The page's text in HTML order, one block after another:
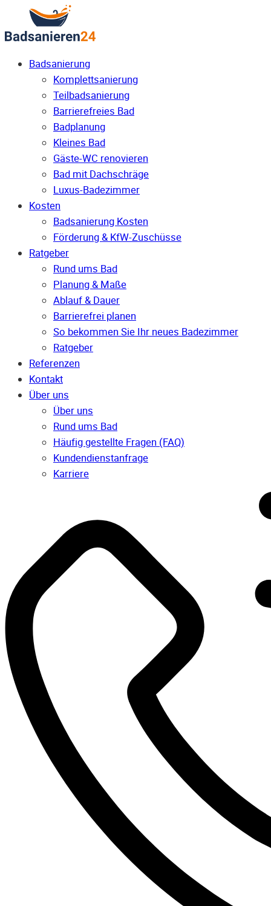
Badsanierung
Komplettsanierung
Teilbadsanierung
Barrierefreies Bad
Badplanung
Kleines Bad
Gäste-WC renovieren
Bad mit Dachschräge
Luxus-Badezimmer
Kosten
Badsanierung Kosten
Förderung & KfW-Zuschüsse
Ratgeber
Rund ums Bad
Planung & Maße
Ablauf & Dauer
Barrierefrei planen
So bekommen Sie Ihr neues Badezimmer
Ratgeber
Referenzen
Kontakt
Über uns
Über uns
Rund ums Bad
Häufig gestellte Fragen (FAQ)
Kunden­dienst­anfrage
Karriere